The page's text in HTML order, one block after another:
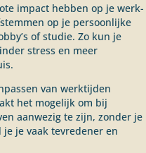
impact hebben op je werk-
op je persoonlijke
of studie. Zo kun je
stress en meer
van werktijden
het mogelijk om bij
aanwezig te zijn, zonder je
je vaak tevredener en